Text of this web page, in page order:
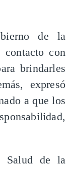
de la
contacto con
brindarles
expresó
a que los
Salud de la